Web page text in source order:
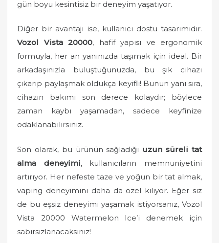
gün boyu kesintisiz bir deneyim yaşatıyor.
Diğer bir avantajı ise, kullanıcı dostu tasarımıdır.
Vozol Vista 20000, hafif yapısı ve ergonomik
formuyla, her an yanınızda taşımak için ideal. Bir
arkadaşınızla buluştuğunuzda, bu şık cihazı
çıkarıp paylaşmak oldukça keyifli! Bunun yanı sıra,
cihazın bakımı son derece kolaydır; böylece
zaman kaybı yaşamadan, sadece keyfinize
odaklanabilirsiniz.
Son olarak, bu ürünün sağladığı uzun süreli tat
alma deneyimi, kullanıcıların memnuniyetini
artırıyor. Her nefeste taze ve yoğun bir tat almak,
vaping deneyimini daha da özel kılıyor. Eğer siz
de bu eşsiz deneyimi yaşamak istiyorsanız, Vozol
Vista 20000 Watermelon Ice’i denemek için
sabırsızlanacaksınız!